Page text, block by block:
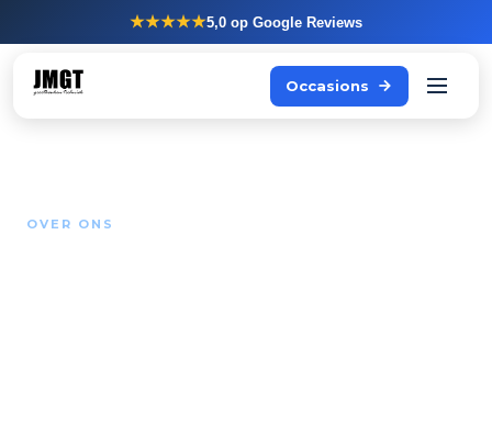
★★★★★5,0 op Google Reviews
Occasions
OVER ONS